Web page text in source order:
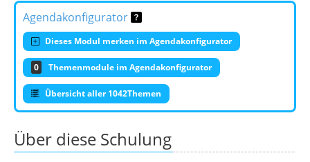
Agendakonfigurator
Dieses Modul merken im Agendakonfigurator
0 Themenmodule im Agendakonfigurator
Übersicht aller 1042Themen
Über diese Schulung